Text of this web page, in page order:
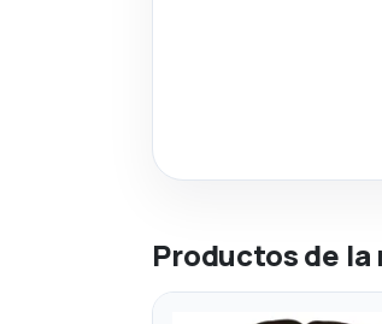
Productos de